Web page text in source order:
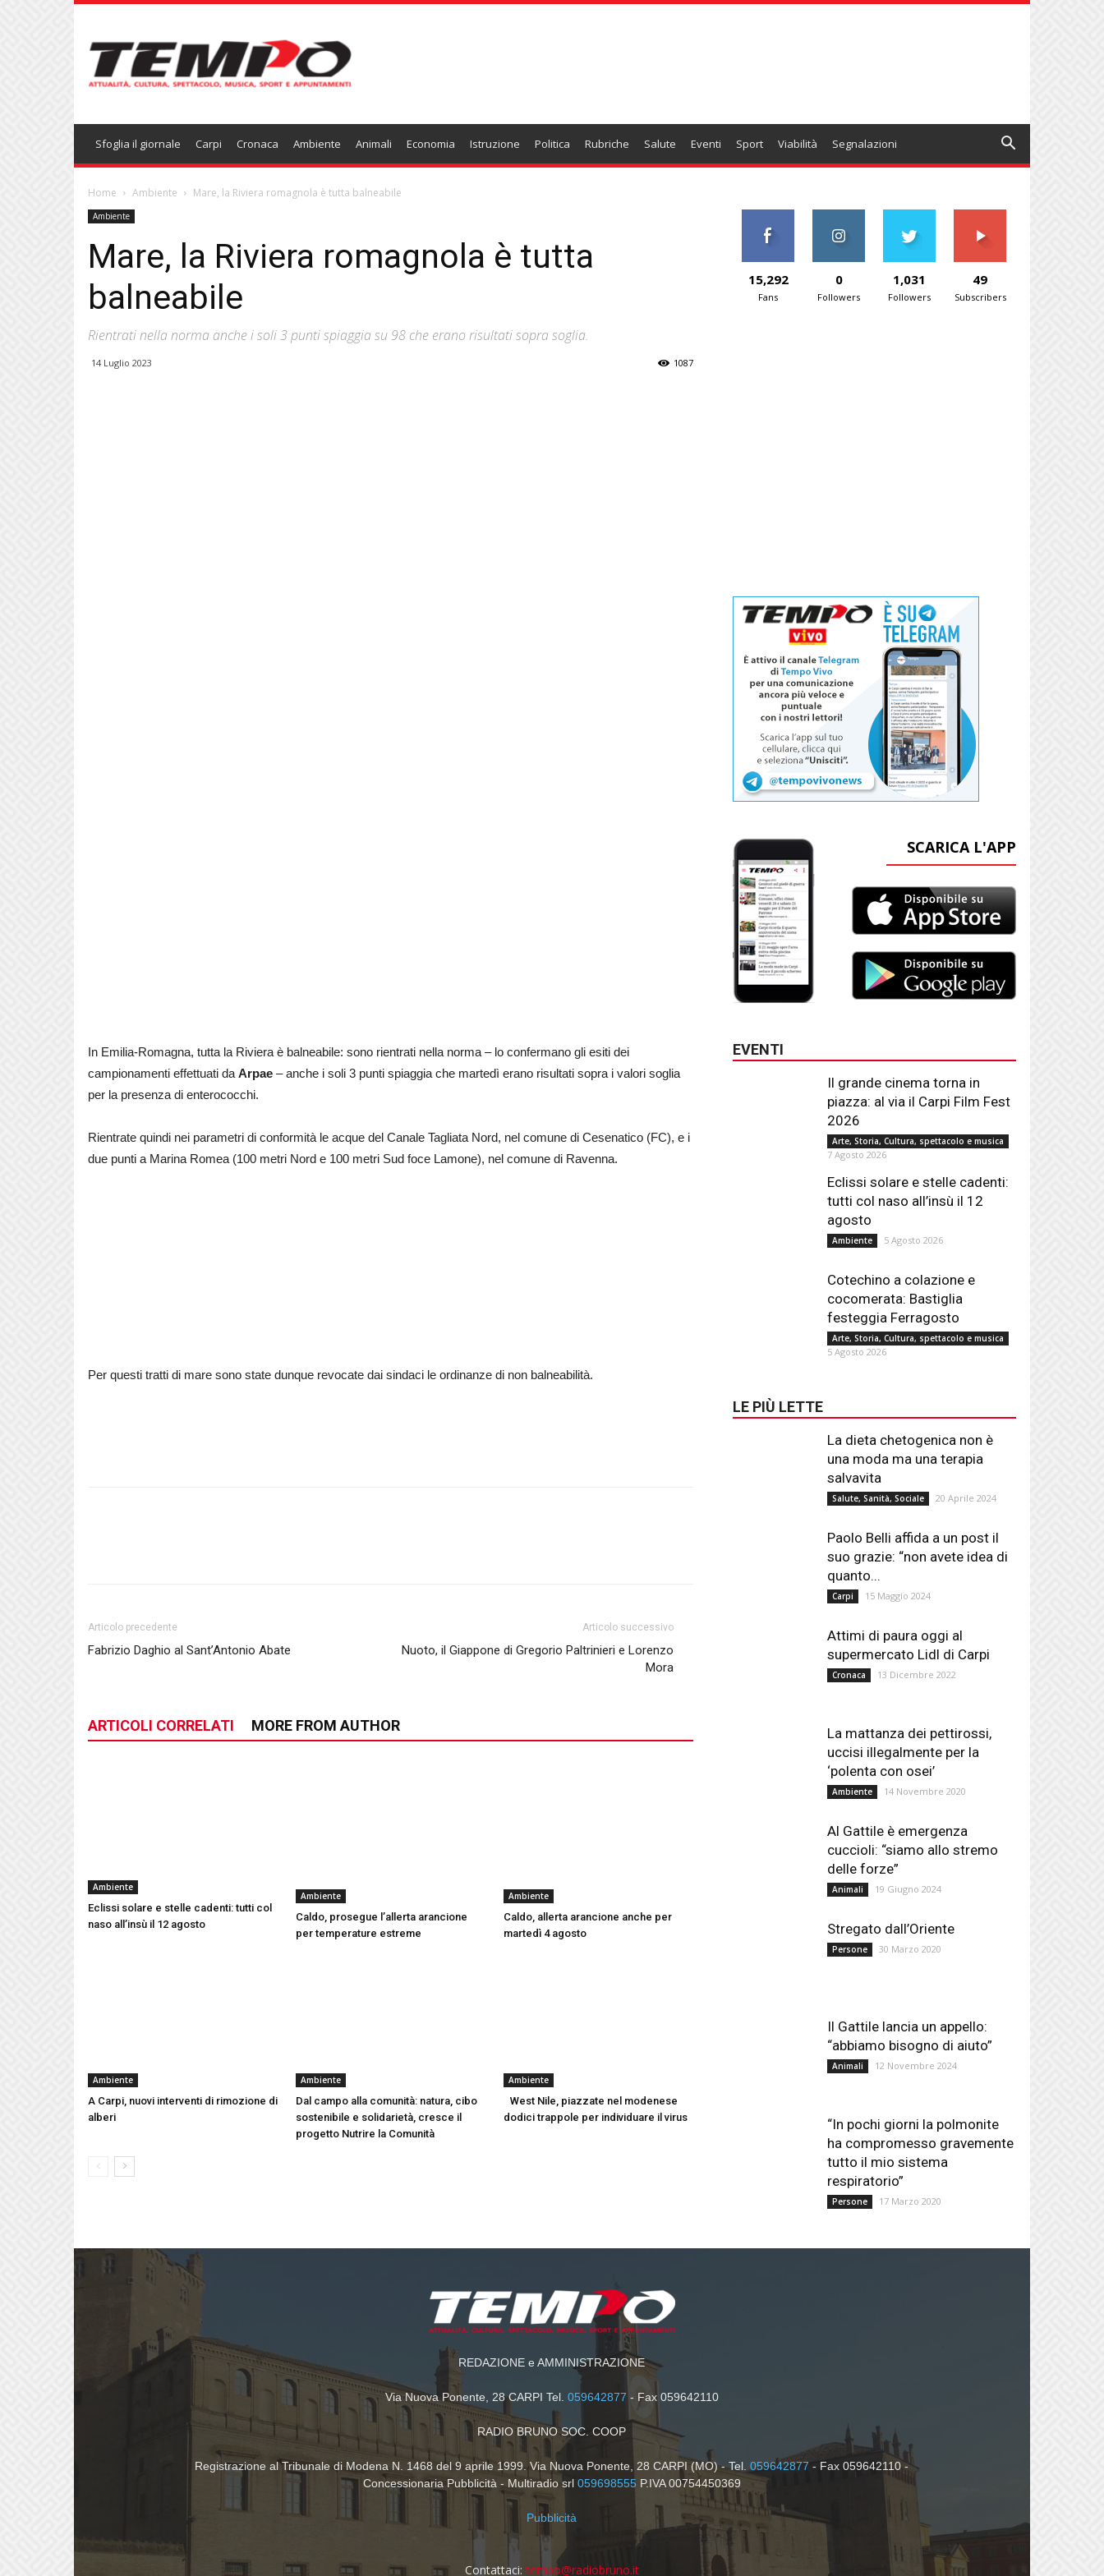
Sfoglia il giornale Carpi Cronaca Ambiente Animali Economia Istruzione Politica Rubriche Salute Eventi Sport Viabilità Segnalazioni
Home Ambiente Mare, la Riviera romagnola è tutta balneabile
Ambiente
Mare, la Riviera romagnola è tutta
balneabile
Rientrati nella norma anche i soli 3 punti spiaggia su 98 che erano risultati sopra soglia.
14 Luglio 2023 1087
In Emilia-Romagna, tutta la Riviera è balneabile: sono rientrati nella norma – lo confermano gli esiti dei
campionamenti effettuati daArpae – anche i soli 3 punti spiaggia che martedì erano risultati sopra i valori soglia
per la presenza di enterococchi.
Rientrate quindi nei parametri di conformità le acque del Canale Tagliata Nord, nel comune di Cesenatico (FC), e i
due punti a Marina Romea (100 metri Nord e 100 metri Sud foce Lamone), nel comune di Ravenna.
Per questi tratti di mare sono state dunque revocate dai sindaci le ordinanze di non balneabilità.
Articolo precedente
Fabrizio Daghio al Sant’Antonio Abate
Articolo successivo
Nuoto, il Giappone di Gregorio Paltrinieri e Lorenzo
Mora
ARTICOLI CORRELATI MORE FROM AUTHOR
Ambiente
Eclissi solare e stelle cadenti: tutti col
naso all’insù il 12 agosto
Ambiente
Caldo, prosegue l’allerta arancione
per temperature estreme
Ambiente
Caldo, allerta arancione anche per
martedì 4 agosto
Ambiente
A Carpi, nuovi interventi di rimozione di
alberi
Ambiente
Dal campo alla comunità: natura, cibo
sostenibile e solidarietà, cresce il
progetto Nutrire la Comunità
Ambiente
West Nile, piazzate nel modenese
dodici trappole per individuare il virus
15,292
Fans
0
Followers
1,031
Followers
49
Subscribers
SCARICA L'APP
EVENTI
Il grande cinema torna in
piazza: al via il Carpi Film Fest
2026
Arte, Storia, Cultura, spettacolo e musica
7 Agosto 2026
Eclissi solare e stelle cadenti:
tutti col naso all’insù il 12
agosto
Ambiente 5 Agosto 2026
Cotechino a colazione e
cocomerata: Bastiglia
festeggia Ferragosto
Arte, Storia, Cultura, spettacolo e musica
5 Agosto 2026
LE PIÙ LETTE
La dieta chetogenica non è
una moda ma una terapia
salvavita
Salute, Sanità, Sociale 20 Aprile 2024
Paolo Belli affida a un post il
suo grazie: “non avete idea di
quanto...
Carpi 15 Maggio 2024
Attimi di paura oggi al
supermercato Lidl di Carpi
Cronaca 13 Dicembre 2022
La mattanza dei pettirossi,
uccisi illegalmente per la
‘polenta con osei’
Ambiente 14 Novembre 2020
Al Gattile è emergenza
cuccioli: “siamo allo stremo
delle forze”
Animali 19 Giugno 2024
Stregato dall’Oriente
Persone 30 Marzo 2020
Il Gattile lancia un appello:
“abbiamo bisogno di aiuto”
Animali 12 Novembre 2024
“In pochi giorni la polmonite
ha compromesso gravemente
tutto il mio sistema
respiratorio”
Persone 17 Marzo 2020
REDAZIONE e AMMINISTRAZIONE
Via Nuova Ponente, 28 CARPI Tel. 059642877 - Fax 059642110
RADIO BRUNO SOC. COOP
Registrazione al Tribunale di Modena N. 1468 del 9 aprile 1999. Via Nuova Ponente, 28 CARPI (MO) - Tel.059642877 - Fax 059642110 -
Concessionaria Pubblicità - Multiradio srl 059698555P.IVA 00754450369
Pubblicità
Contattaci: tempo@radiobruno.it